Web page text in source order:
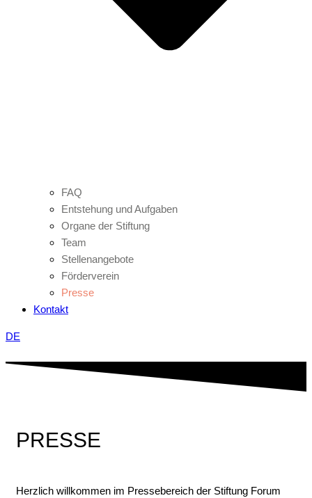
FAQ
Entstehung und Aufgaben
Organe der Stiftung
Team
Stellenangebote
Förderverein
Presse
Kontakt
DE
PRESSE
Herzlich willkommen im Pressebereich der Stiftung Forum